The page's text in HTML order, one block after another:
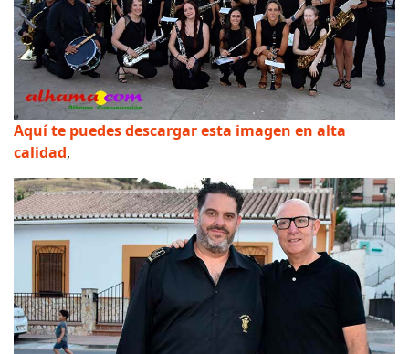
Aquí te puedes descargar esta imagen en alta
calidad,